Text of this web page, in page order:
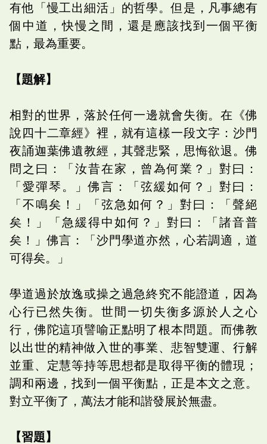
有他「慢工出細活」的哲學。但是，凡事總有
個中道，快慢之間，還是應該找到一個平衡
點，最為重要。
【題解】
相對的世界，落於任何一邊就會失衡。在《佛
說四十二章經》裡，就有這樣一段文字：沙門
夜誦迦葉佛遺教經，其聲悲緊，思悔欲退。佛
問之曰：「汝昔在家，曾為何業？」對曰：
「愛彈琴。」佛言：「弦緩如何？」對曰：
「不鳴矣！」「弦急如何？」對曰：「聲絕
矣！」「急緩得中如何？」對曰：「諸音普
矣！」佛言：「沙門學道亦然，心若調適，道
可得矣。」
學道過於放逸或操之過急終究不能證道，因為
心行已然失衡。世間一切失衡多源於人之心
行，佛陀這項譬喻正點明了根本問題。而佛教
以出世的精神做入世的事業、悲智雙運、行解
並重、定慧等持等思想都是取得平衡的體現；
調和兩邊，找到一個平衡點，正是本文之意。
對立平衡了，萬法才能和諧發展於無盡。
【習題】